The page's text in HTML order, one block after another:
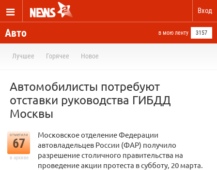
Вход
Авто в мою ленту 3157
Лучшее Горячее Новое
Автомобилисты потребуют
отставки руководства ГИБДД
Москвы
отметили
67
в архиве
Московское отделение Федерации
автовладельцев России (ФАР) получило
разрешение столичного правительства на
проведение акции протеста в субботу, 20 марта.